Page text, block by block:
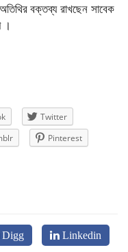
বক্তব্য রাখছেন সাবেক
।
Twitter
Pinterest
Digg Linkedin